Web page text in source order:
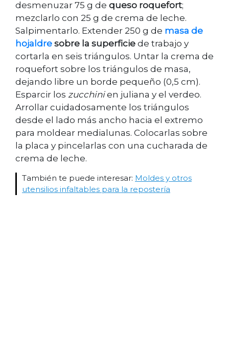
desmenuzar 75 g de queso roquefort;
mezclarlo con 25 g de crema de leche.
Salpimentarlo. Extender 250 g de masa de
hojaldre sobre la superficie de trabajo y
cortarla en seis triángulos. Untar la crema de
roquefort sobre los triángulos de masa,
dejando libre un borde pequeño (0,5 cm).
Esparcir los zucchinien juliana y el verdeo.
Arrollar cuidadosamente los triángulos
desde el lado más ancho hacia el extremo
para moldear medialunas. Colocarlas sobre
la placa y pincelarlas con una cucharada de
crema de leche.
También te puede interesar: Moldes y otros
utensilios infaltables para la repostería